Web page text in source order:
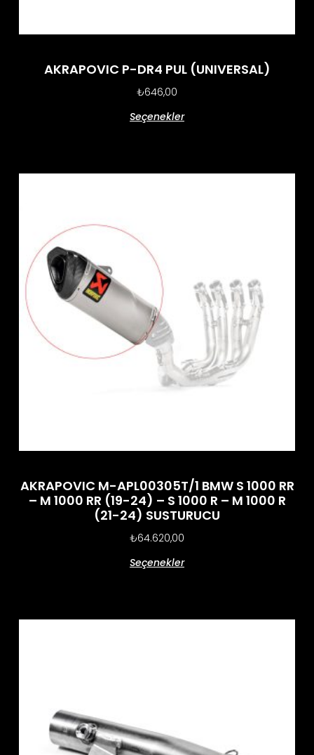
AKRAPOVIC P-DR4 PUL (UNIVERSAL)
₺646,00
Seçenekler
AKRAPOVIC M-APL00305T/1 BMW S 1000 RR
– M 1000 RR (19-24) – S 1000 R – M 1000 R
(21-24) SUSTURUCU
₺64.620,00
Seçenekler